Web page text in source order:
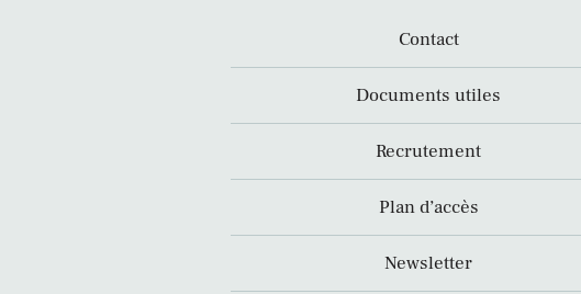
Contact
Documents utiles
Recrutement
Plan d’accès
Newsletter